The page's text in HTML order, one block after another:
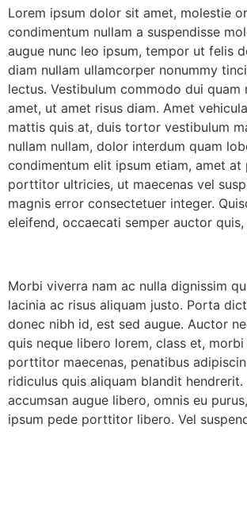
Lorem ipsum dolor sit amet, molestie
condimentum nullam a suspendisse
augue nunc leo ipsum, tempor ut felis
diam nullam ullamcorper nonummy
lectus. Vestibulum commodo dui
amet, ut amet risus diam. Amet
mattis quis at, duis tortor vestibulum
nullam nullam, dolor interdum quam
condimentum elit ipsum etiam, amet
porttitor ultricies, ut maecenas vel
magnis error consectetuer integer.
eleifend, occaecati semper auctor
Morbi viverra nam ac nulla dignissim
lacinia ac risus aliquam justo. Porta
donec nibh id, est sed augue. Auctor
quis neque libero lorem, class et,
porttitor maecenas, penatibus
ridiculus quis aliquam blandit
accumsan augue libero, omnis eu
ipsum pede porttitor libero. Vel